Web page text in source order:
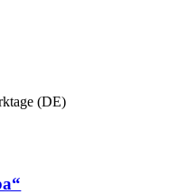
(DE)